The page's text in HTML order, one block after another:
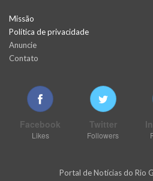
Missão
Política de privacidade
Anuncie
Contato
Facebook
Likes
Twitter
Followers
Portal de Notícias do Rio